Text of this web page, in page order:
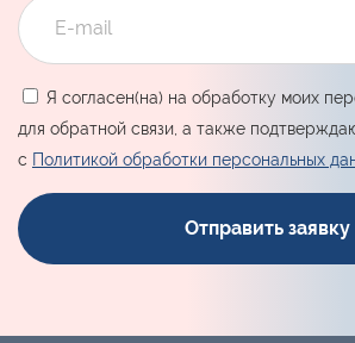
Я согласен(на) на обработку моих
для обратной связи, а также
с Политикой обработки персональных